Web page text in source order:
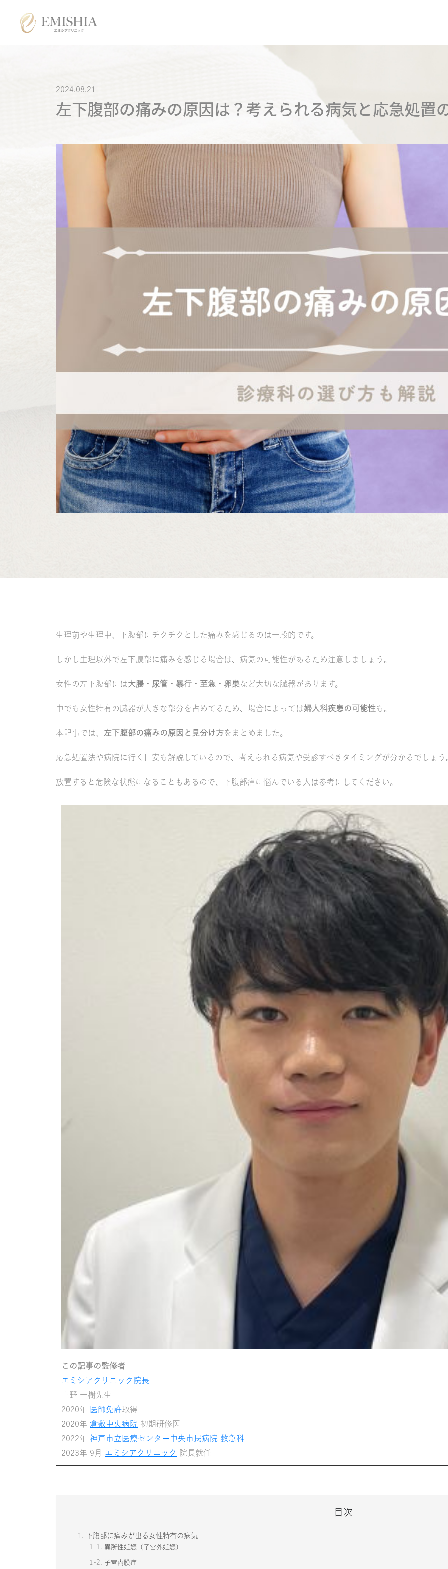
医療脱毛
オンライン診療
アフターピル
低用量ピル
痛風・尿酸値
2024.08.21
左下腹部の痛みの原因は？考えられる病気と応急処置
生理前や生理中、下腹部にチクチクとした痛みを感じるのは一般的です。
しかし生理以外で左下腹部に痛みを感じる場合は、病気の可能性があるため注意しましょう。
女性の左下腹部には大腸・尿管・暴行・至急・卵巣など大切な臓器があります。
中でも女性特有の臓器が大きな部分を占めてるため、場合によっては婦人科疾患の可能性も。
本記事では、 左下腹部の痛みの原因と見分け方をまとめました。
応急処置法や病院に行く目安も解説しているので、考えられる病気や受診すべきタイミングが分かるでしょう
放置すると危険な状態になることもあるので、下腹部痛に悩んでいる人は参考にしてください。
この記事の監修者
エミシアクリニック院長
上野 一樹先生
2020年 医師免許取得
2020年 倉敷中央病院 初期研修医
2022年 神戸市立医療センター中央市民病院 救急科
2023年 9月 エミシアクリニック 院長就任
目次
1. 下腹部に痛みが出る女性特有の病気
1-1. 異所性妊娠（子宮外妊娠）
1-2. 子宮内膜症